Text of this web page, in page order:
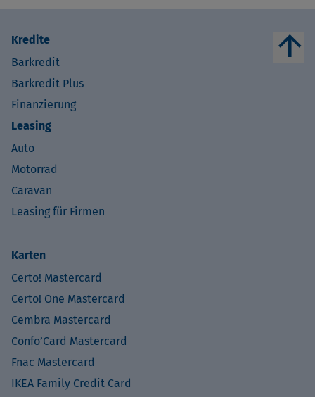
Kredite
Barkredit
Barkredit Plus
Finanzierung
Leasing
Auto
Motorrad
Caravan
Leasing für Firmen
Karten
Certo! Mastercard
Certo! One Mastercard
Cembra Mastercard
Confo’Card Mastercard
Fnac Mastercard
IKEA Family Credit Card
arrow_upward